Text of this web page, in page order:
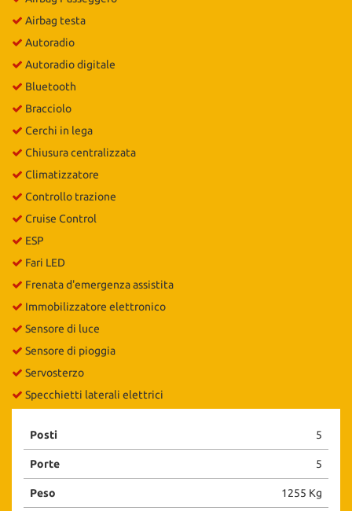
Airbag testa
Autoradio
Autoradio digitale
Bluetooth
Bracciolo
Cerchi in lega
Chiusura centralizzata
Climatizzatore
Controllo trazione
Cruise Control
ESP
Fari LED
Frenata d'emergenza assistita
Immobilizzatore elettronico
Sensore di luce
Sensore di pioggia
Servosterzo
Specchietti laterali elettrici
Posti 5
Porte 5
Peso 1255 Kg